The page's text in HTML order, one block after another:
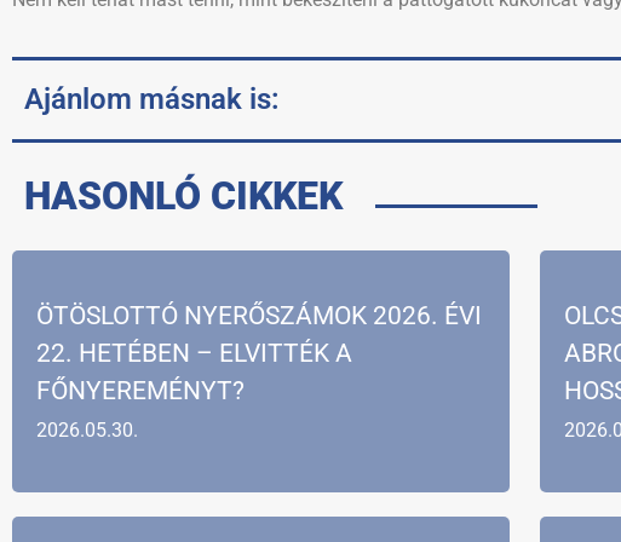
Ajánlom másnak is:
HASONLÓ CIKKEK
2026.05.30.
ÖTÖSLOTTÓ NYERŐSZÁMOK 2026. ÉVI
22. HETÉBEN – ELVITTÉK A
FŐNYEREMÉNYT?